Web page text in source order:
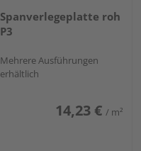
Spanverlegeplatte roh
P3
Mehrere Ausführungen
erhältlich
14,23 € / m²